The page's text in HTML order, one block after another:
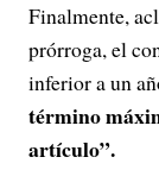
Finalmente,
prórroga, el
inferior a un
término
artículo”.